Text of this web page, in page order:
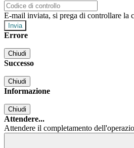
E-mail inviata, si prega di controllare la
Errore
Chiudi
Successo
Chiudi
Informazione
Chiudi
Attendere...
Attendere il completamento